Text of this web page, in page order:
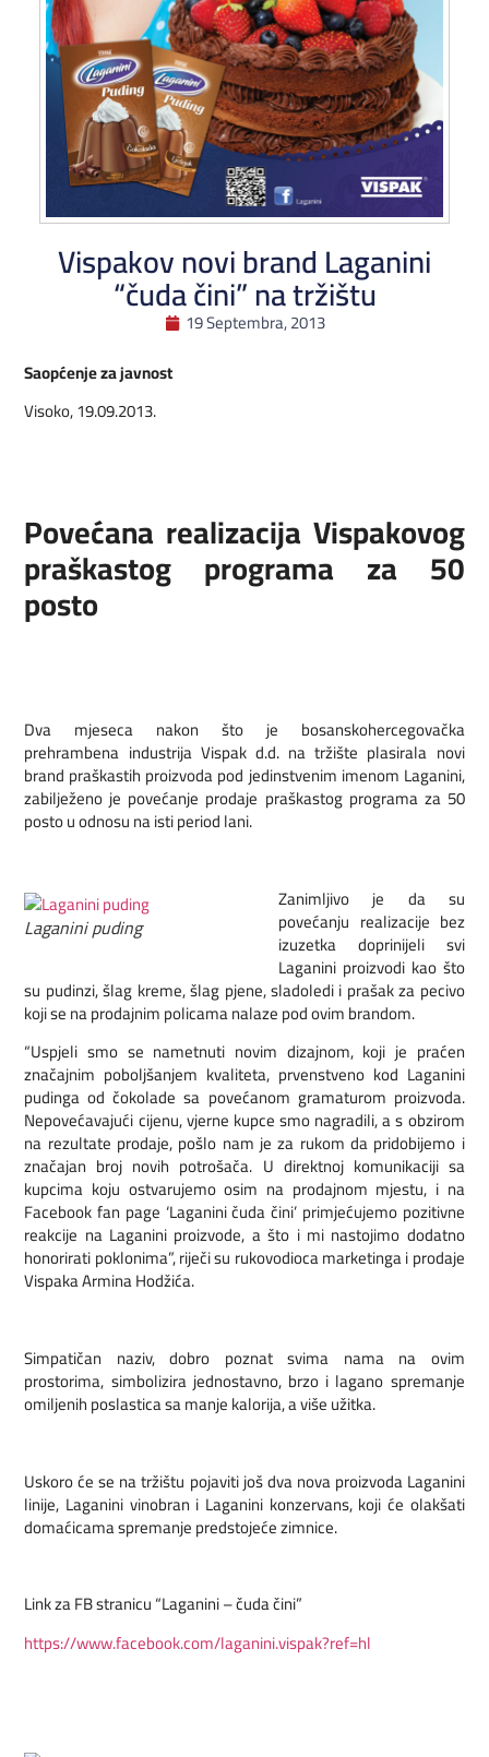
Vispakov novi brand Laganini
“čuda čini” na tržištu
19 Septembra, 2013
Saopćenje za javnost
Visoko, 19.09.2013.
Povećana realizacija Vispakovog
praškastog programa za 50
posto
Dva mjeseca nakon što je bosanskohercegovačka
prehrambena industrija Vispak d.d. na tržište plasirala novi
brand praškastih proizvoda pod jedinstvenim imenom Laganini,
zabilježeno je povećanje prodaje praškastog programa za 50
posto u odnosu na isti period lani.
Laganini puding
Zanimljivo je da su
povećanju realizacije bez
izuzetka doprinijeli svi
Laganini proizvodi kao što
su pudinzi, šlag kreme, šlag pjene, sladoledi i prašak za pecivo
koji se na prodajnim policama nalaze pod ovim brandom.
“Uspjeli smo se nametnuti novim dizajnom, koji je praćen
značajnim poboljšanjem kvaliteta, prvenstveno kod Laganini
pudinga od čokolade sa povećanom gramaturom proizvoda.
Nepovećavajući cijenu, vjerne kupce smo nagradili, a s obzirom
na rezultate prodaje, pošlo nam je za rukom da pridobijemo i
značajan broj novih potrošača. U direktnoj komunikaciji sa
kupcima koju ostvarujemo osim na prodajnom mjestu, i na
Facebook fan page ‘Laganini čuda čini’ primjećujemo pozitivne
reakcije na Laganini proizvode, a što i mi nastojimo dodatno
honorirati poklonima”, riječi su rukovodioca marketinga i prodaje
Vispaka Armina Hodžića.
Simpatičan naziv, dobro poznat svima nama na ovim
prostorima, simbolizira jednostavno, brzo i lagano spremanje
omiljenih poslastica sa manje kalorija, a više užitka.
Uskoro će se na tržištu pojaviti još dva nova proizvoda Laganini
linije, Laganini vinobran i Laganini konzervans, koji će olakšati
domaćicama spremanje predstojeće zimnice.
Link za FB stranicu “Laganini – čuda čini”
https://www.facebook.com/laganini.vispak?ref=hl